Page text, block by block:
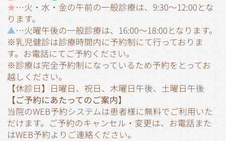
★…火・水・金の午前の一般診療は、9:30～12:00とな
ります。
▲…火曜午後の一般診療は、16:00～18:00となります。
※乳児健診は診療時間内に予約制にて行っておりま
す。お電話にてご予約ください。
※診療は完全予約制になっているため予約をとってお
越しください。
【休診日】日曜日、祝日、木曜日午後、土曜日午後
【ご予約にあたってのご案内】
当院のWEB予約システムは患者様に無料でご利用いた
だけます。ご予約のキャンセル・変更は、お電話また
はWEB予約よりご連絡ください。